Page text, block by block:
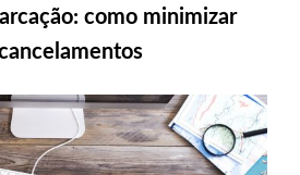
como minimizar